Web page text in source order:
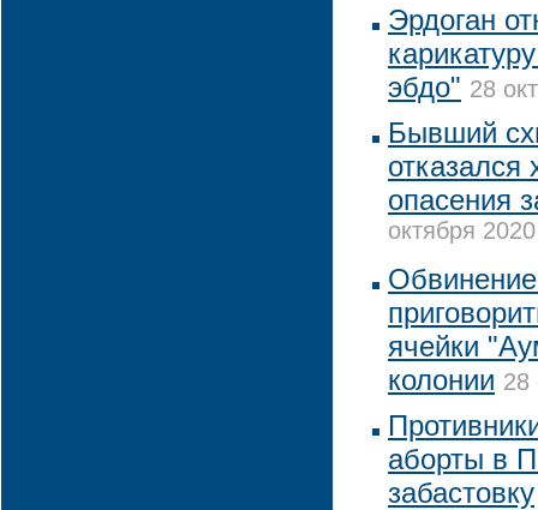
Эрдоган
эбдо" 28
Бывший
отказался
опасения
октября
ячейки
колонии 28
аборты в
забастовку